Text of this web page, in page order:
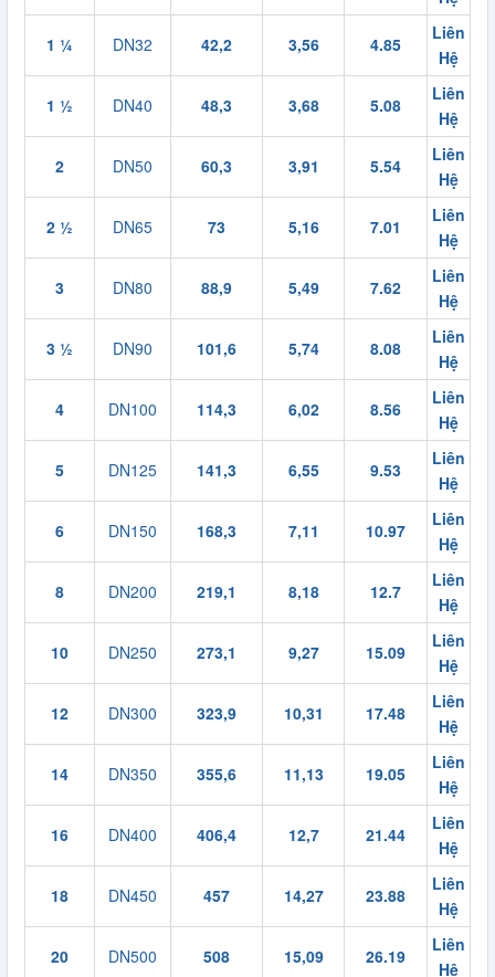
1 ¼ DN32 42,2 3,56 4.85
Liên
Hệ
1 ½ DN40 48,3 3,68 5.08
Liên
Hệ
2 DN50 60,3 3,91 5.54
Liên
Hệ
2 ½ DN65 73 5,16 7.01
Liên
Hệ
3 DN80 88,9 5,49 7.62
Liên
Hệ
3 ½ DN90 101,6 5,74 8.08
Liên
Hệ
4 DN100 114,3 6,02 8.56
Liên
Hệ
5 DN125 141,3 6,55 9.53
Liên
Hệ
6 DN150 168,3 7,11 10.97
Liên
Hệ
8 DN200 219,1 8,18 12.7
Liên
Hệ
10 DN250 273,1 9,27 15.09
Liên
Hệ
12 DN300 323,9 10,31 17.48
Liên
Hệ
14 DN350 355,6 11,13 19.05
Liên
Hệ
16 DN400 406,4 12,7 21.44
Liên
Hệ
18 DN450 457 14,27 23.88
Liên
Hệ
20 DN500 508 15,09 26.19
Liên
Hệ